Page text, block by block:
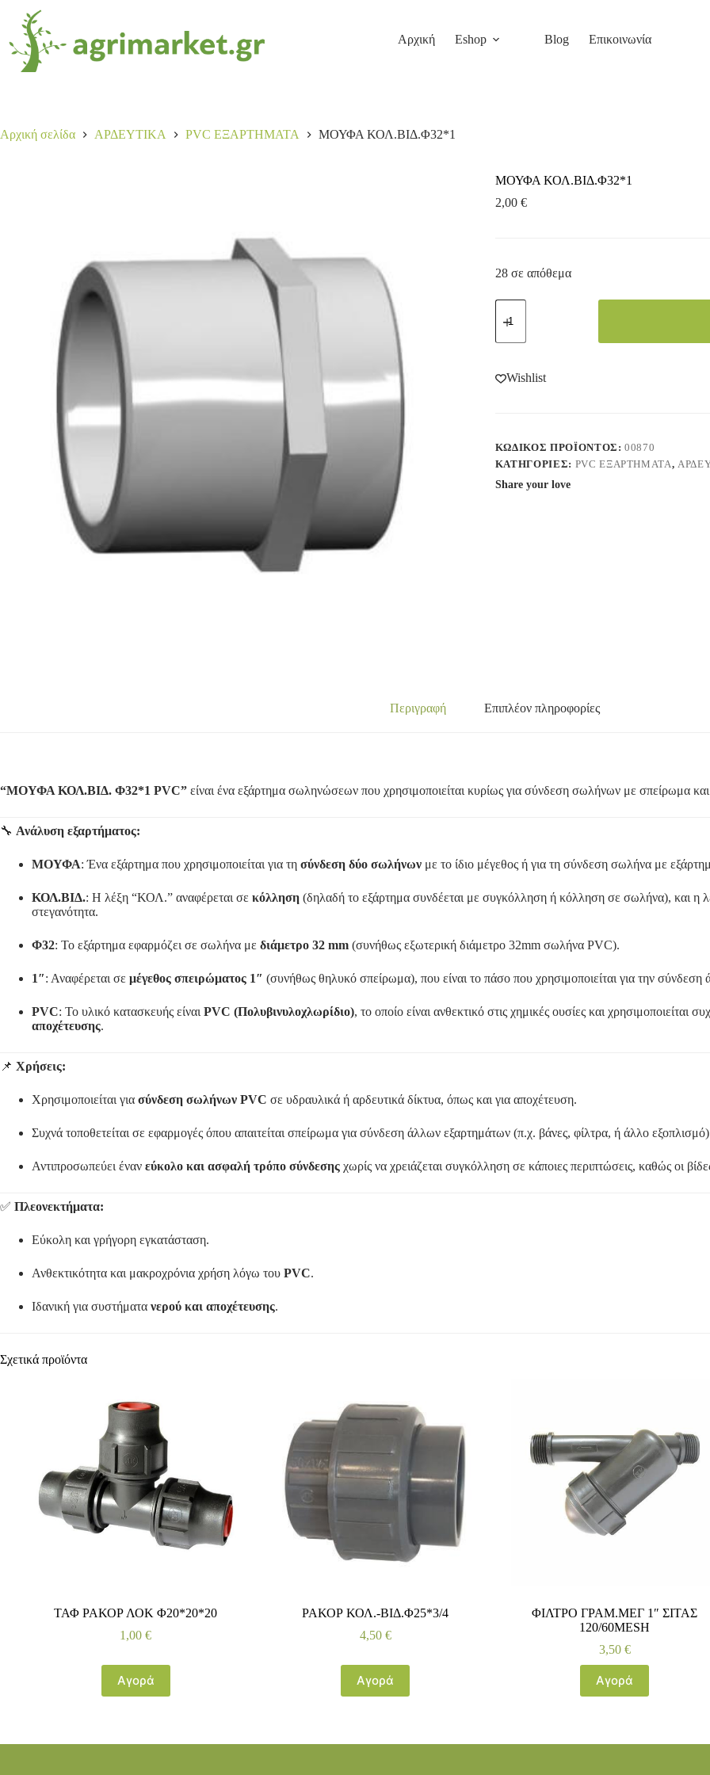
2,00
28 σε απόθεμα
Αρχική Eshop Blog Επικοινωνία
Αρχική σελίδα ΑΡΔΕΥΤΙΚΑ PVC ΕΞΑΡΤΗΜΑΤΑ ΜΟΥΦΑ ΚΟΛ.ΒΙΔ.Φ32*1
ΜΟΥΦΑ ΚΟΛ.ΒΙΔ.Φ32*1
2,00 €
28 σε απόθεμα
Wishlist
ΚΩΔΙΚΌΣ ΠΡΟΪΌΝΤΟΣ:00870
ΚΑΤΗΓΟΡΊΕΣ: PVC ΕΞΑΡΤΗΜΑΤΑ,
Share your love
Περιγραφή Επιπλέον πληροφορίες
“ΜΟΥΦΑ ΚΟΛ.ΒΙΔ. Φ32*1 PVC” είναι ένα εξάρτημα σωληνώσεων που χρησιμοποιείται κυρίως για σύνδεση σωλήνων με σπείρωμα
🔧 Ανάλυση εξαρτήματος:
ΜΟΥΦΑ: Ένα εξάρτημα που χρησιμοποιείται για τη σύνδεση δύο σωλήνων με το ίδιο μέγεθος ή για τη σύνδεση σωλήνα με
ΚΟΛ.ΒΙΔ.: Η λέξη “ΚΟΛ.” αναφέρεται σε κόλληση (δηλαδή το εξάρτημα συνδέεται με συγκόλληση ή κόλληση σε σωλήνα), και η
στεγανότητα.
Φ32: Το εξάρτημα εφαρμόζει σε σωλήνα με διάμετρο 32 mm (συνήθως εξωτερική διάμετρο 32mm σωλήνα PVC).
1″: Αναφέρεται σε μέγεθος σπειρώματος 1″ (συνήθως θηλυκό σπείρωμα), που είναι το πάσο που χρησιμοποιείται για την
PVC: Το υλικό κατασκευής είναι PVC (Πολυβινυλοχλωρίδιο), το οποίο είναι ανθεκτικό στις χημικές ουσίες και χρησιμοποιείται
αποχέτευσης.
📌 Χρήσεις:
Χρησιμοποιείται για σύνδεση σωλήνων PVC σε υδραυλικά ή αρδευτικά δίκτυα, όπως και για αποχέτευση.
Συχνά τοποθετείται σε εφαρμογές όπου απαιτείται σπείρωμα για σύνδεση άλλων εξαρτημάτων (π.χ. βάνες, φίλτρα, ή άλλο
Αντιπροσωπεύει έναν εύκολο και ασφαλή τρόπο σύνδεσης χωρίς να χρειάζεται συγκόλληση σε κάποιες περιπτώσεις, καθώς οι
✅ Πλεονεκτήματα:
Εύκολη και γρήγορη εγκατάσταση.
Ανθεκτικότητα και μακροχρόνια χρήση λόγω του PVC.
Ιδανική για συστήματα νερού και αποχέτευσης.
Σχετικά προϊόντα
ΤΑΦ ΡΑΚΟΡ ΛΟΚ Φ20*20*20
1,00€
Αγορά
ΡΑΚΟΡ ΚΟΛ.-ΒΙΔ.Φ25*3/4
4,50 €
Αγορά
ΦΙΛΤΡΟ ΓΡΑΜ.ΜΕΓ 1″ ΣΙΤΑΣ
120/60ΜΕSH
3,50 €
Αγορά